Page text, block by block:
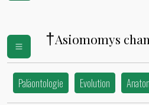
†Asiomomys
Paläontologie Evolution